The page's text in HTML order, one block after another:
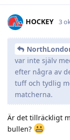
HOCKEY 3
var inte själv
efter några av
tuff och tydlig
matcherna.
Är det tillräckligt
bullen?